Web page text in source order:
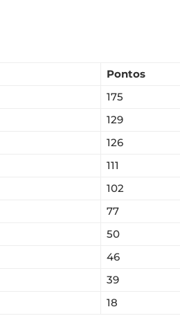
Pontos
175
129
126
111
102
77
50
46
39
18